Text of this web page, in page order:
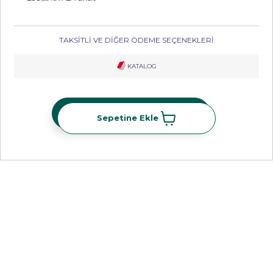
TAKSİTLİ VE DİĞER ÖDEME SEÇENEKLERİ
KATALOG
Sepetine Ekle
Sepetine Ekle